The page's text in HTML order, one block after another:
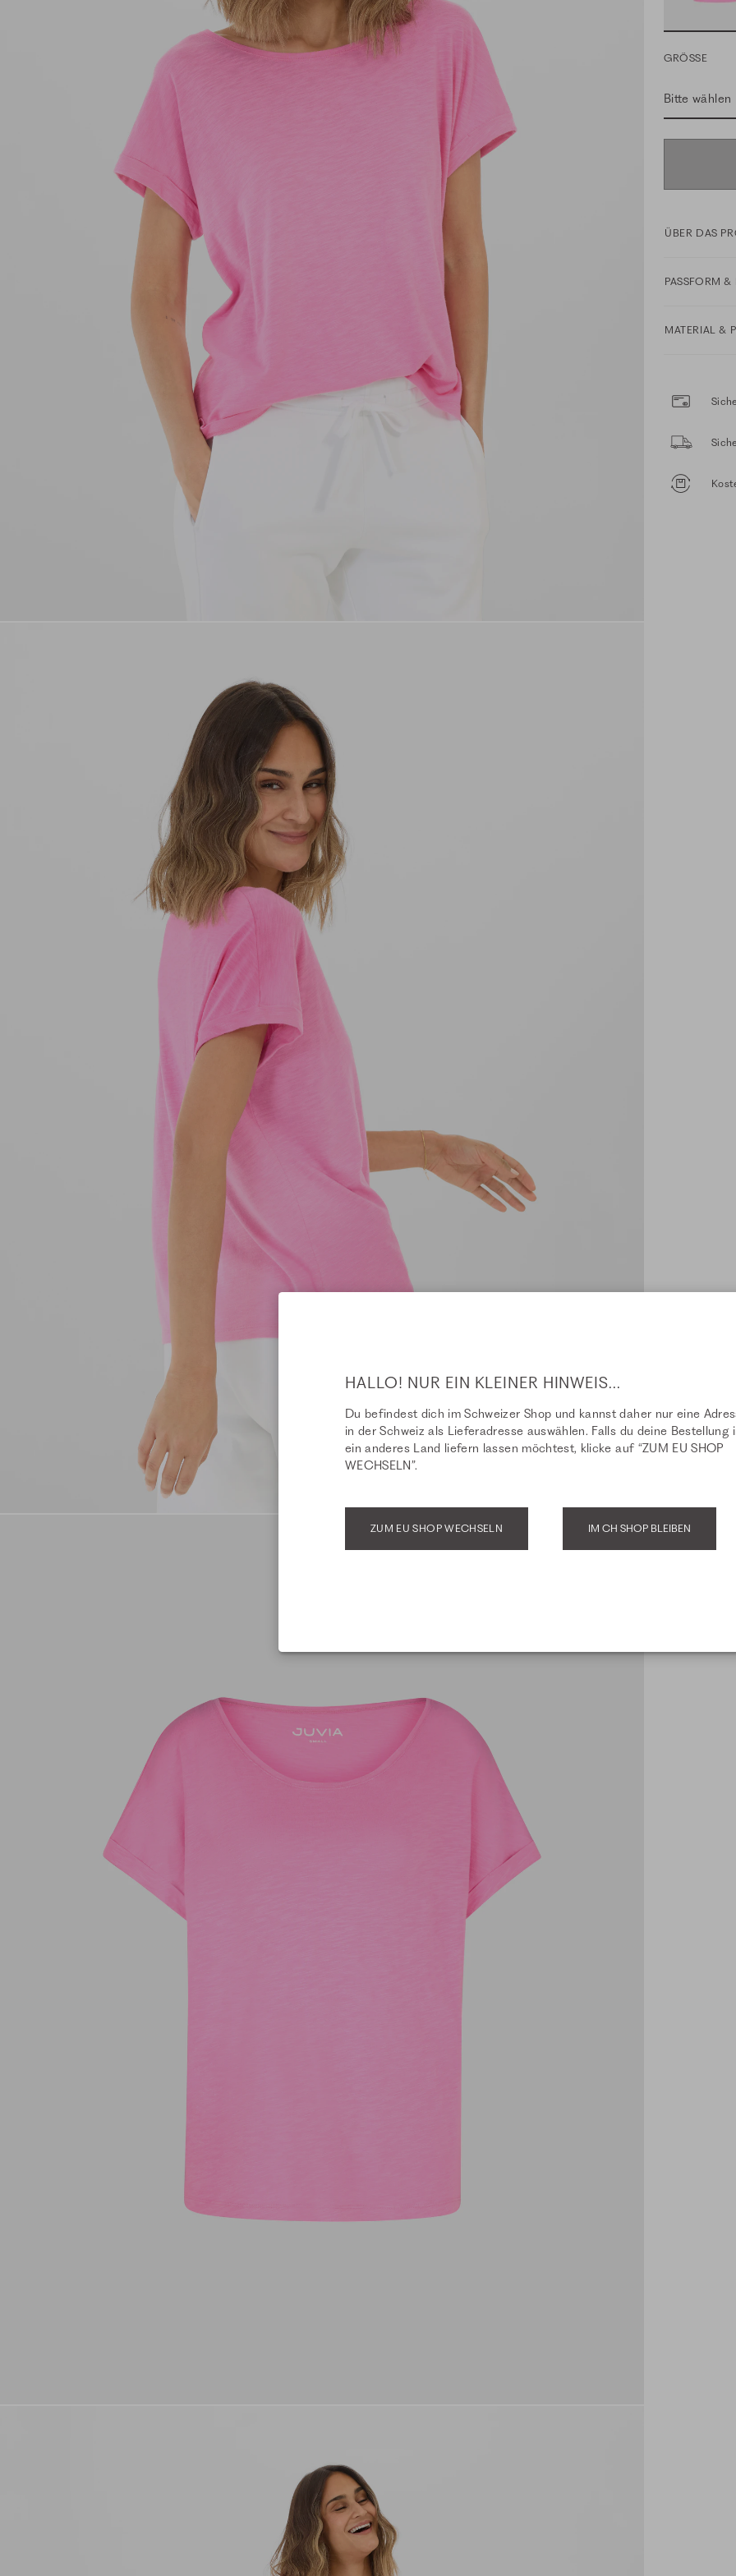
GRÖSSE
Bitte wählen
ÜBER DAS
PASSFORM &
MATERIAL &
HALLO! NUR EIN KLEINER HINWEIS...
Du befindest dich im Schweizer Shop und kannst daher nur eine
in der Schweiz als Lieferadresse auswählen. Falls du deine Bestellung
ein anderes Land liefern lassen möchtest, klicke auf “ZUM EU SHOP
WECHSELN”.
ZUM EU SHOP WECHSELN IM CH SHOP BLEIBEN